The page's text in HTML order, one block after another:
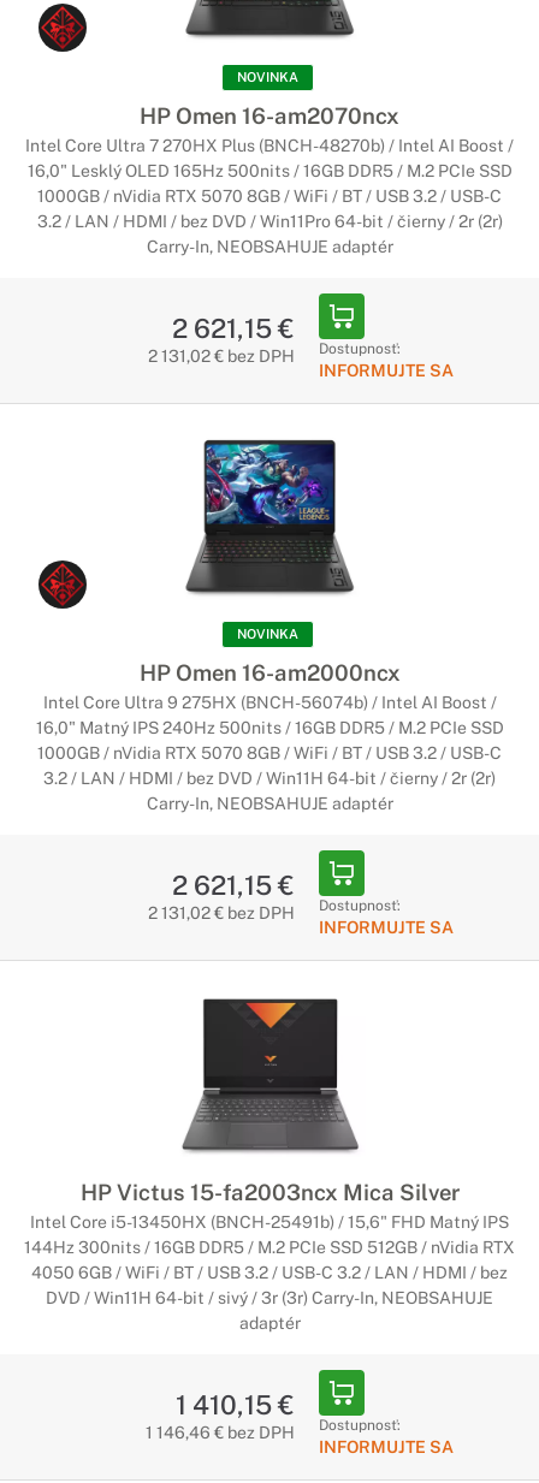
Zlatá stredná cesta
Tieto notebooky budú vyhovujúce pre väčšinu hráčov.
Ukrývajú v sebe výkonné komponenty a účinné chladenie,
ktoré im umožní zachovať si svoj výkon.
Herné notebooky HP do 2000 EUR
Maximálny výkon pre hardcore hráčov
notebooky HP s cenovkou do 2000 €. Tie v sebe majú tie
najlepšie procesory a grafické karty, ktoré posunú tvoje
hranie na novú úroveň.
Výkonné herné notebooky HP pre
Ten najväčší herný výkon
Notebooky určené pre hardcore hráčov. Tie stroje v sebe
obsahujú tie najvýkonnejšie komponenty a tie
najpokročilejšie displeje. Vďaka tomu Vám umožnia hrať
akúkoľvek hru a poskytnú Vám dokonalý herný zážitok.
Herné notebooky HP s nVidia RTX
Vylepši svoje hranie so špičkovou grafickou
kartou
S grafickou kartou Nvidia RTX Vám už nič nestojí v ceste.
Vyskúšajte obrovský výkon herných grafických kárt Nvidia
Herné notebooky HP s displejom nad
Dokonale plynulé zobrazenie bez sekania
Potrebujete dokonalé zobrazenie pri hraní hier bez sekania?
Potom vyberajte spomedzi notebookov, ktoré majú v sebe
dokonalý displej nad 144 Hz, ktorý zaručí perfektný herný
NOVINKA
HP Omen 16-am2070ncx
Intel Core Ultra 7 270HX Plus (BNCH-48270b) / Intel AI Boost /
16,0" Lesklý OLED 165Hz 500nits / 16GB DDR5 / M.2 PCIe SSD
1000GB / nVidia RTX 5070 8GB / WiFi / BT / USB 3.2 / USB-C
3.2 / LAN / HDMI / bez DVD / Win11Pro 64-bit / čierny / 2r (2r)
Carry-In, NEOBSAHUJE adaptér
2 621,15 €
2 131,02 € bez DPH Dostupnosť:
INFORMUJTE SA
NOVINKA
HP Omen 16-am2000ncx
Intel Core Ultra 9 275HX (BNCH-56074b) / Intel AI Boost /
16,0" Matný IPS 240Hz 500nits / 16GB DDR5 / M.2 PCIe SSD
1000GB / nVidia RTX 5070 8GB / WiFi / BT / USB 3.2 / USB-C
3.2 / LAN / HDMI / bez DVD / Win11H 64-bit / čierny / 2r (2r)
Carry-In, NEOBSAHUJE adaptér
2 621,15 €
2 131,02 € bez DPH Dostupnosť:
INFORMUJTE SA
HP Victus 15-fa2003ncx Mica Silver
Intel Core i5-13450HX (BNCH-25491b) / 15,6" FHD Matný IPS
144Hz 300nits / 16GB DDR5 / M.2 PCIe SSD 512GB / nVidia RTX
4050 6GB / WiFi / BT / USB 3.2 / USB-C 3.2 / LAN / HDMI / bez
DVD / Win11H 64-bit / sivý / 3r (3r) Carry-In, NEOBSAHUJE
adaptér
1 410,15 €
1 146,46 € bez DPH Dostupnosť:
INFORMUJTE SA